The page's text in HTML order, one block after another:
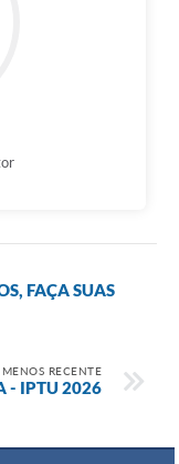
FAÇA SUAS
RECENTE
- IPTU 2026